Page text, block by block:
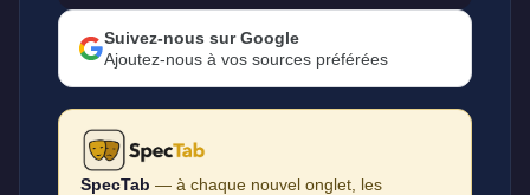
Suivez-nous sur Google
Ajoutez-nous à vos sources préférées
SpecTab — à chaque nouvel onglet, les